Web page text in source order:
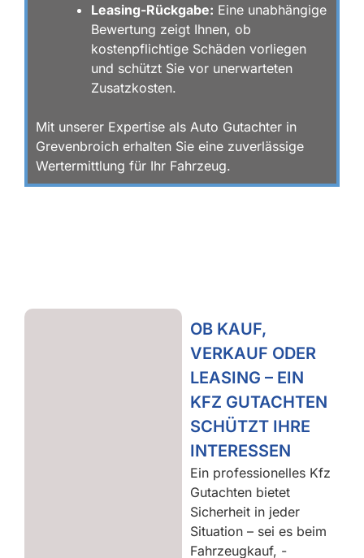
Leasing-Rückgabe: Eine unabhängige
Bewertung zeigt Ihnen, ob
kostenpflichtige Schäden vorliegen
und schützt Sie vor unerwarteten
Zusatzkosten.
Mit unserer Expertise als Auto Gutachter in
Grevenbroich erhalten Sie eine zuverlässige
Wertermittlung für Ihr Fahrzeug.
OB KAUF,
VERKAUF ODER
LEASING – EIN
KFZ GUTACHTEN
SCHÜTZT IHRE
INTERESSEN
Ein professionelles Kfz
Gutachten bietet
Sicherheit in jeder
Situation – sei es beim
Fahrzeugkauf, -